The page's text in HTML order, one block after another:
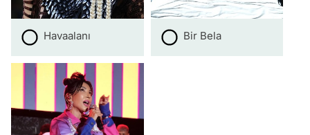
Havaalanı Bir Bela